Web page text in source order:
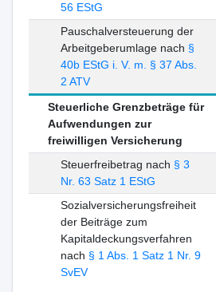
56 EStG
Pauschalversteuerung der
Arbeitgeberumlage nach §
40b EStG i. V. m. § 37 Abs.
2 ATV
Steuerliche Grenzbeträge für
Aufwendungen zur
freiwilligen Versicherung
Steuerfreibetrag nach § 3
Nr. 63 Satz 1 EStG
Sozialversicherungsfreiheit
der Beiträge zum
Kapitaldeckungsverfahren
nach § 1 Abs. 1 Satz 1 Nr. 9
SvEV